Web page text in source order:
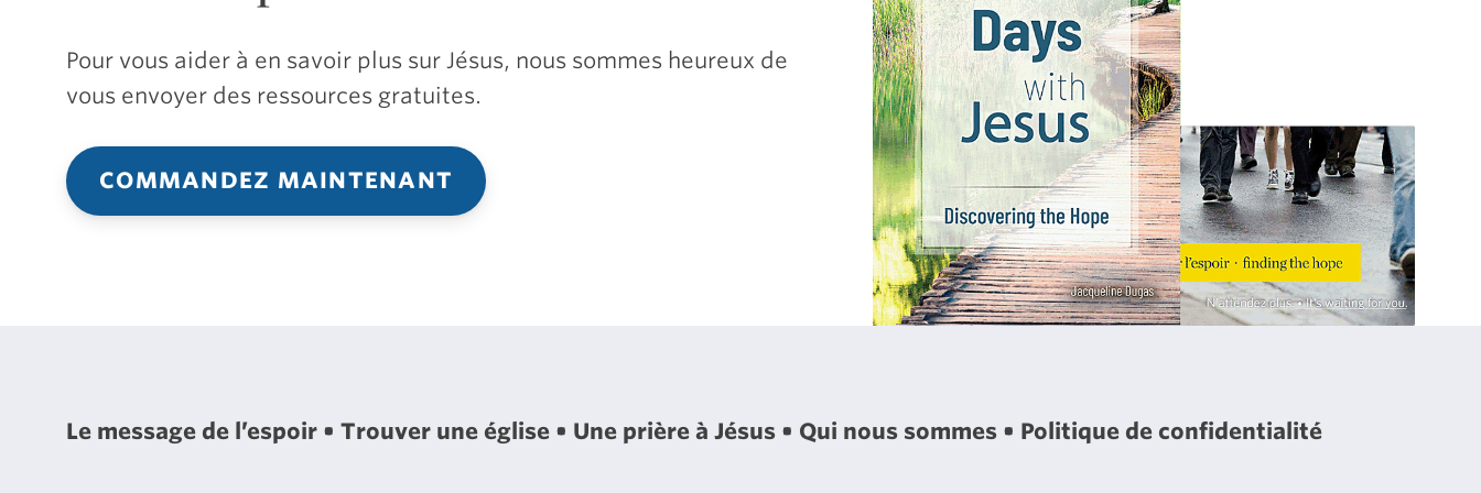
Pour vous aider à en savoir plus sur Jésus, nous sommes heureux de
vous envoyer des ressources gratuites.
COMMANDEZ MAINTENANT
Le message de l’espoir Trouver une église Une prière à Jésus Qui nous sommes Politique de confidentialité